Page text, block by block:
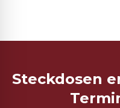
Steckdosen